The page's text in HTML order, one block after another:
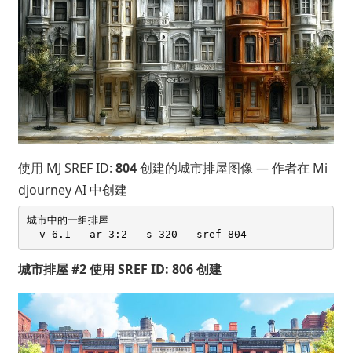
使用 MJ SREF ID: 804创建的城市排屋图像 — 作者在 Mi
djourney AI 中创建
城市中的一组排屋
--v 6.1 --ar 3:2 --s 320 --sref 804
城市排屋 #2 使用 SREF ID: 806 创建